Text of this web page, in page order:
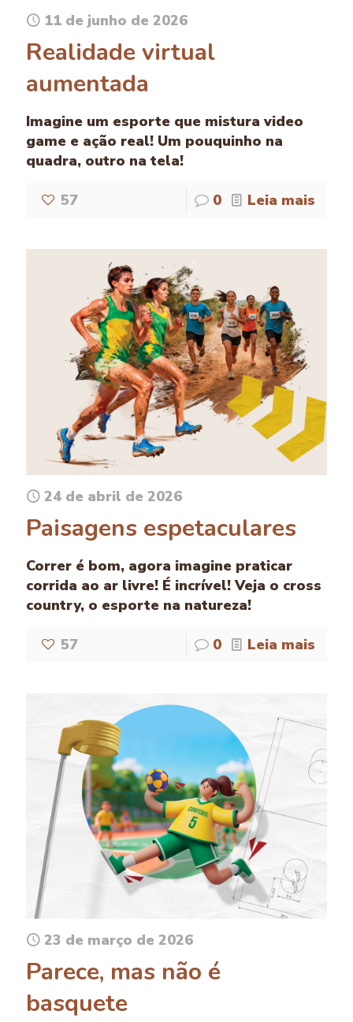
11 de junho de 2026
Realidade virtual
aumentada
Imagine um esporte que mistura video
game e ação real! Um pouquinho na
quadra, outro na tela!
57 0 Leia mais
24 de abril de 2026
Paisagens espetaculares
Correr é bom, agora imagine praticar
corrida ao ar livre! É incrível! Veja o cross
country, o esporte na natureza!
57 0 Leia mais
23 de março de 2026
Parece, mas não é
basquete